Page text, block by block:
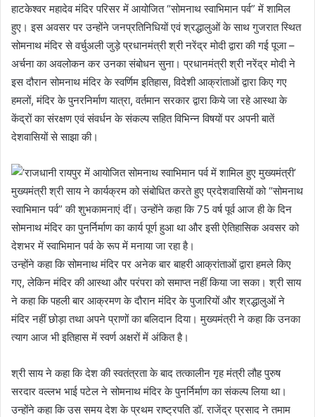
हाटकेश्वर महादेव मंदिर परिसर में आयोजित “सोमनाथ स्वाभिमान पर्व” में शामिल
हुए। इस अवसर पर उन्होंने जनप्रतिनिधियों एवं श्रद्धालुओं के साथ गुजरात स्थित
सोमनाथ मंदिर से वर्चुअली जुड़े प्रधानमंत्री श्री नरेंद्र मोदी द्वारा की गई पूजा –
अर्चना का अवलोकन कर उनका संबोधन सुना। प्रधानमंत्री श्री नरेंद्र मोदी ने
इस दौरान सोमनाथ मंदिर के स्वर्णिम इतिहास, विदेशी आक्रांताओं द्वारा किए गए
हमलों, मंदिर के पुनरनिर्माण यात्रा, वर्तमान सरकार द्वारा किये जा रहे आस्था के
केंद्रों का संरक्षण एवं संवर्धन के संकल्प सहित विभिन्न विषयों पर अपनी बातें
देशवासियों से साझा की।
मुख्यमंत्री श्री साय ने कार्यक्रम को संबोधित करते हुए प्रदेशवासियों को “सोमनाथ
स्वाभिमान पर्व” की शुभकामनाएं दीं। उन्होंने कहा कि 75 वर्ष पूर्व आज ही के दिन
सोमनाथ मंदिर का पुनर्निर्माण का कार्य पूर्ण हुआ था और इसी ऐतिहासिक अवसर को
देशभर में स्वाभिमान पर्व के रूप में मनाया जा रहा है।
उन्होंने कहा कि सोमनाथ मंदिर पर अनेक बार बाहरी आक्रांताओं द्वारा हमले किए
गए, लेकिन मंदिर की आस्था और परंपरा को समाप्त नहीं किया जा सका। श्री साय
ने कहा कि पहली बार आक्रमण के दौरान मंदिर के पुजारियों और श्रद्धालुओं ने
मंदिर नहीं छोड़ा तथा अपने प्राणों का बलिदान दिया। मुख्यमंत्री ने कहा कि उनका
त्याग आज भी इतिहास में स्वर्ण अक्षरों में अंकित है।
श्री साय ने कहा कि देश की स्वतंत्रता के बाद तत्कालीन गृह मंत्री लौह पुरुष
सरदार वल्लभ भाई पटेल ने सोमनाथ मंदिर के पुनर्निर्माण का संकल्प लिया था।
उन्होंने कहा कि उस समय देश के प्रथम राष्ट्रपति डॉ. राजेंद्र प्रसाद ने तमाम